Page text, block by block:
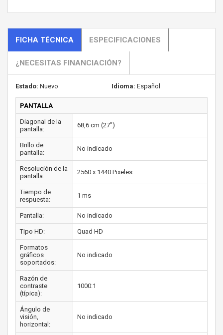
FICHA TÉCNICA ESPECIFICACIONES
¿NECESITAS FINANCIACIÓN?
Estado: Nuevo Idioma: Español
PANTALLA
Diagonal de la
pantalla:
68,6 cm (27")
Brillo de
pantalla:
No indicado
Resolución de la
pantalla:
2560 x 1440 Pixeles
Tiempo de
respuesta:
1 ms
Pantalla: No indicado
Tipo HD: Quad HD
Formatos
gráficos
soportados:
No indicado
Razón de
contraste
(típica):
1000:1
Ángulo de
visión,
horizontal:
No indicado